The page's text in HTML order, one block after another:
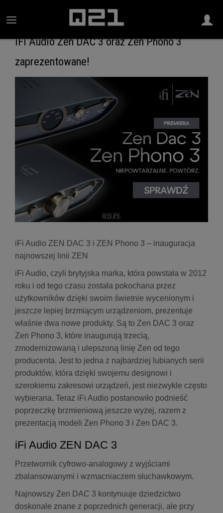
iFi Audio Zen DAC 3 oraz Zen Phono 3
zaprezentowane!
iFi Audio ZEN DAC 3 i ZEN Phono 3 – inauguracja
najnowszej linii ZEN
iFi Audio, czyli brytyjska marka, która powstała w 2012
roku i od tego czasu została pokochana przez
użytkowników dzięki swoim świetnie wycenionym i
jeszcze lepiej brzmiącym urządzeniom, prezentuje
właśnie dwa nowe produkty. Są to Zen DAC 3 oraz
Zen Phono 3, które inaugurują trzecią,
zmodernizowaną i ulepszoną linię Zen od tego
producenta. Jest to jedna z najbardziej lubianych serii
produktów, która dzięki swojemu designowi i
szerokiemu zakresowi urządzeń, jest niezwykle często
wybierana. Teraz iFi Audio postanowiło podnieść
poprzeczkę brzmieniową jeszcze wyżej, razem z
prezentacją modeli Zen Phono 3 i Zen DAC 3.
iFi Audio ZEN DAC 3
Przetwornik cyfrowo-analogowy z wyjściami
zbalansowanymi i wzmacniaczem słuchawkowym.
Najnowszy Zen DAC 3 kontynuuje dziedzictwo
doskonale znane z poprzednich generacji, ale przy